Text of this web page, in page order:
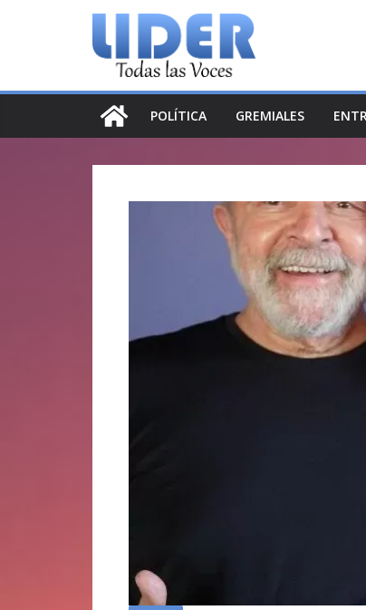
POLÍTICA GREMIALES